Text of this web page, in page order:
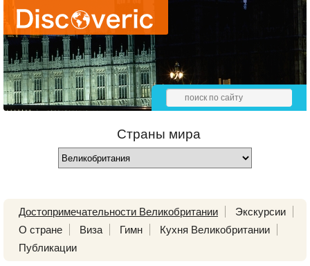
Страны мира
Достопримечательности Великобритании
Экскурсии
О стране
Виза Гимн
Кухня Великобритании
Публикации